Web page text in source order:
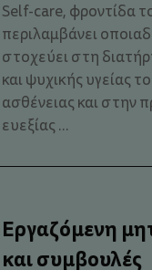
Self-care, φροντίδα
περιλαμβάνει
στοχεύει στη
και ψυχικής υγείας
ασθένειας και στην
ευεξίας ...
Εργαζόµενη
και συµβουλές